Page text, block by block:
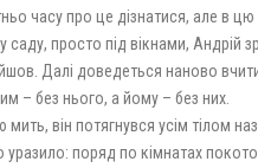
часу про це дізнатися, але в
саду, просто під вікнами, Андрій
Далі доведеться наново
– без нього, а йому – без них.
мить, він потягнувся усім тілом
уразило: поряд по кімнатах